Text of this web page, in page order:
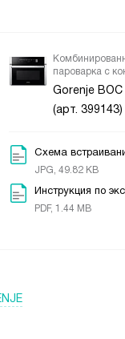
пароварка с
Gorenje BOC
(арт. 399143)
Схема
JPG, 49.82 KB
Инструкция по
PDF, 1.44 MB